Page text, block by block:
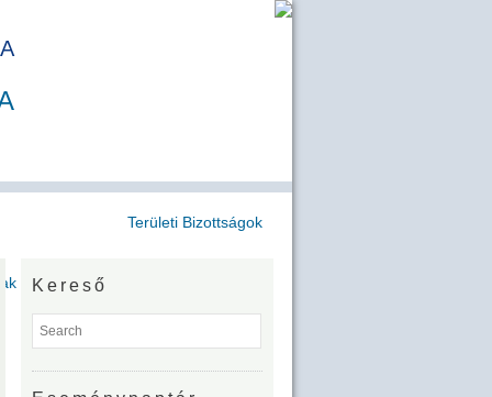
Területi Bizottságok
Kereső